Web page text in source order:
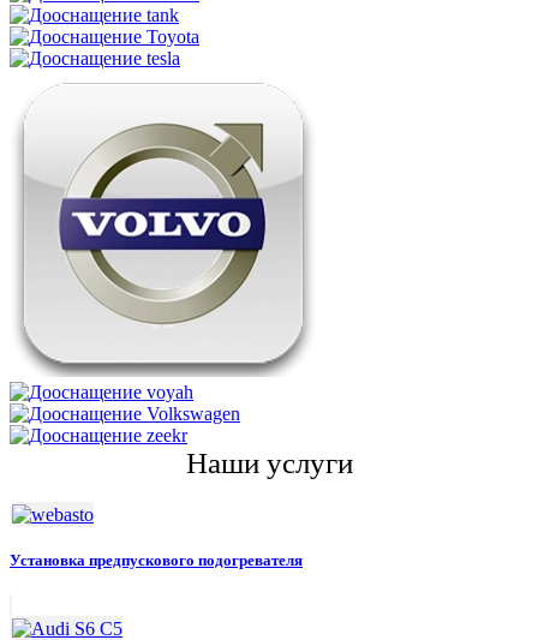
Наши услуги
Установка предпускового подогревателя